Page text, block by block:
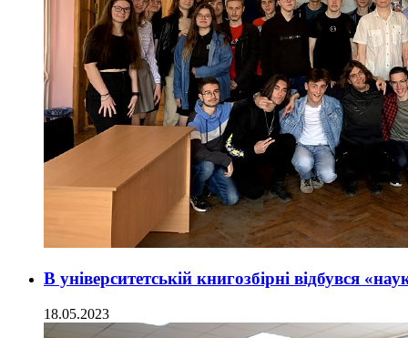
В університетській книгозбірні відбувся
18.05.2023